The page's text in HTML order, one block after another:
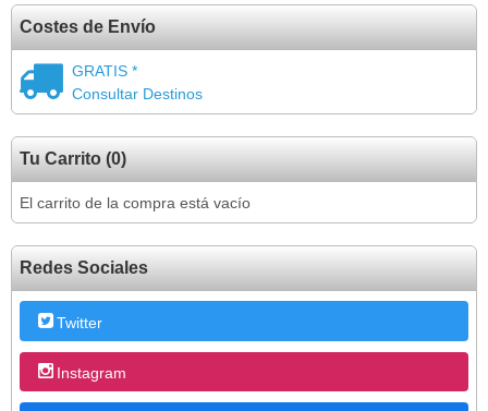
Costes de Envío
GRATIS *
Consultar Destinos
Tu Carrito (0)
El carrito de la compra está vacío
Redes Sociales
Twitter
Instagram